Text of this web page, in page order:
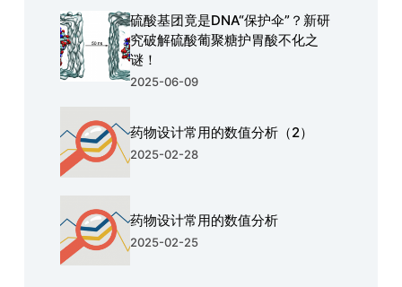
硫酸基团竟是DNA“保护伞”？新研
究破解硫酸葡聚糖护胃酸不化之
谜！
2025-06-09
药物设计常用的数值分析（2）
2025-02-28
药物设计常用的数值分析
2025-02-25